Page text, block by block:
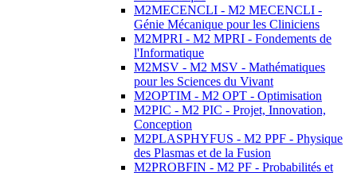
M2MECENCLI - M2 MECENCLI -
Génie Mécanique pour les Cliniciens
M2MPRI - M2 MPRI - Fondements de
l'Informatique
M2MSV - M2 MSV - Mathématiques
pour les Sciences du Vivant
M2OPTIM - M2 OPT - Optimisation
M2PIC - M2 PIC - Projet, Innovation,
Conception
M2PLASPHYFUS - M2 PPF - Physique
des Plasmas et de la Fusion
M2PROBFIN - M2 PF - Probabilités et